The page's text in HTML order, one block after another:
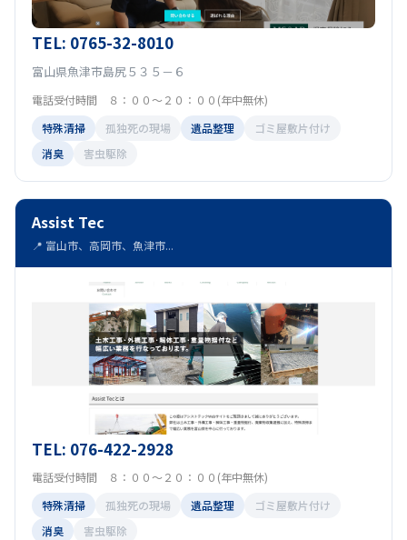
TEL: 0765-32-8010
富山県魚津市島尻５３５－６
電話受付時間 ８：００～２０：００(年中無休)
特殊清掃
孤独死の現場 遺品整理
ゴミ屋敷片付け
消臭
害虫駆除
Assist Tec
📍 富山市、高岡市、魚津市...
TEL: 076-422-2928
電話受付時間 ８：００～２０：００(年中無休)
特殊清掃
孤独死の現場 遺品整理
ゴミ屋敷片付け
消臭
害虫駆除